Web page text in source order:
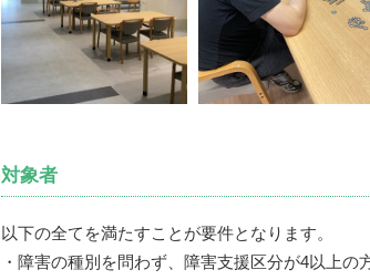
対象者
以下の全てを満たすことが要件となります。
・障害の種別を問わず、障害支援区分が4以上の